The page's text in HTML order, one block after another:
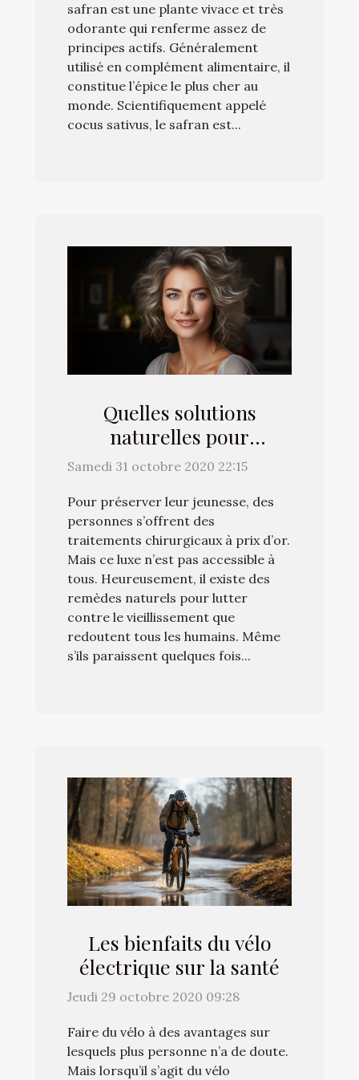
safran est une plante vivace et très
odorante qui renferme assez de
principes actifs. Généralement
utilisé en complément alimentaire, il
constitue l’épice le plus cher au
monde. Scientifiquement appelé
cocus sativus, le safran est...
Quelles solutions
naturelles pour
maintenir votre
Samedi 31 octobre 2020 22:15
Pour préserver leur jeunesse, des
personnes s’offrent des
traitements chirurgicaux à prix d’or.
Mais ce luxe n’est pas accessible à
tous. Heureusement, il existe des
remèdes naturels pour lutter
contre le vieillissement que
redoutent tous les humains. Même
s’ils paraissent quelques fois...
Les bienfaits du vélo
électrique sur la santé
Jeudi 29 octobre 2020 09:28
Faire du vélo à des avantages sur
lesquels plus personne n’a de doute.
Mais lorsqu’il s’agit du vélo